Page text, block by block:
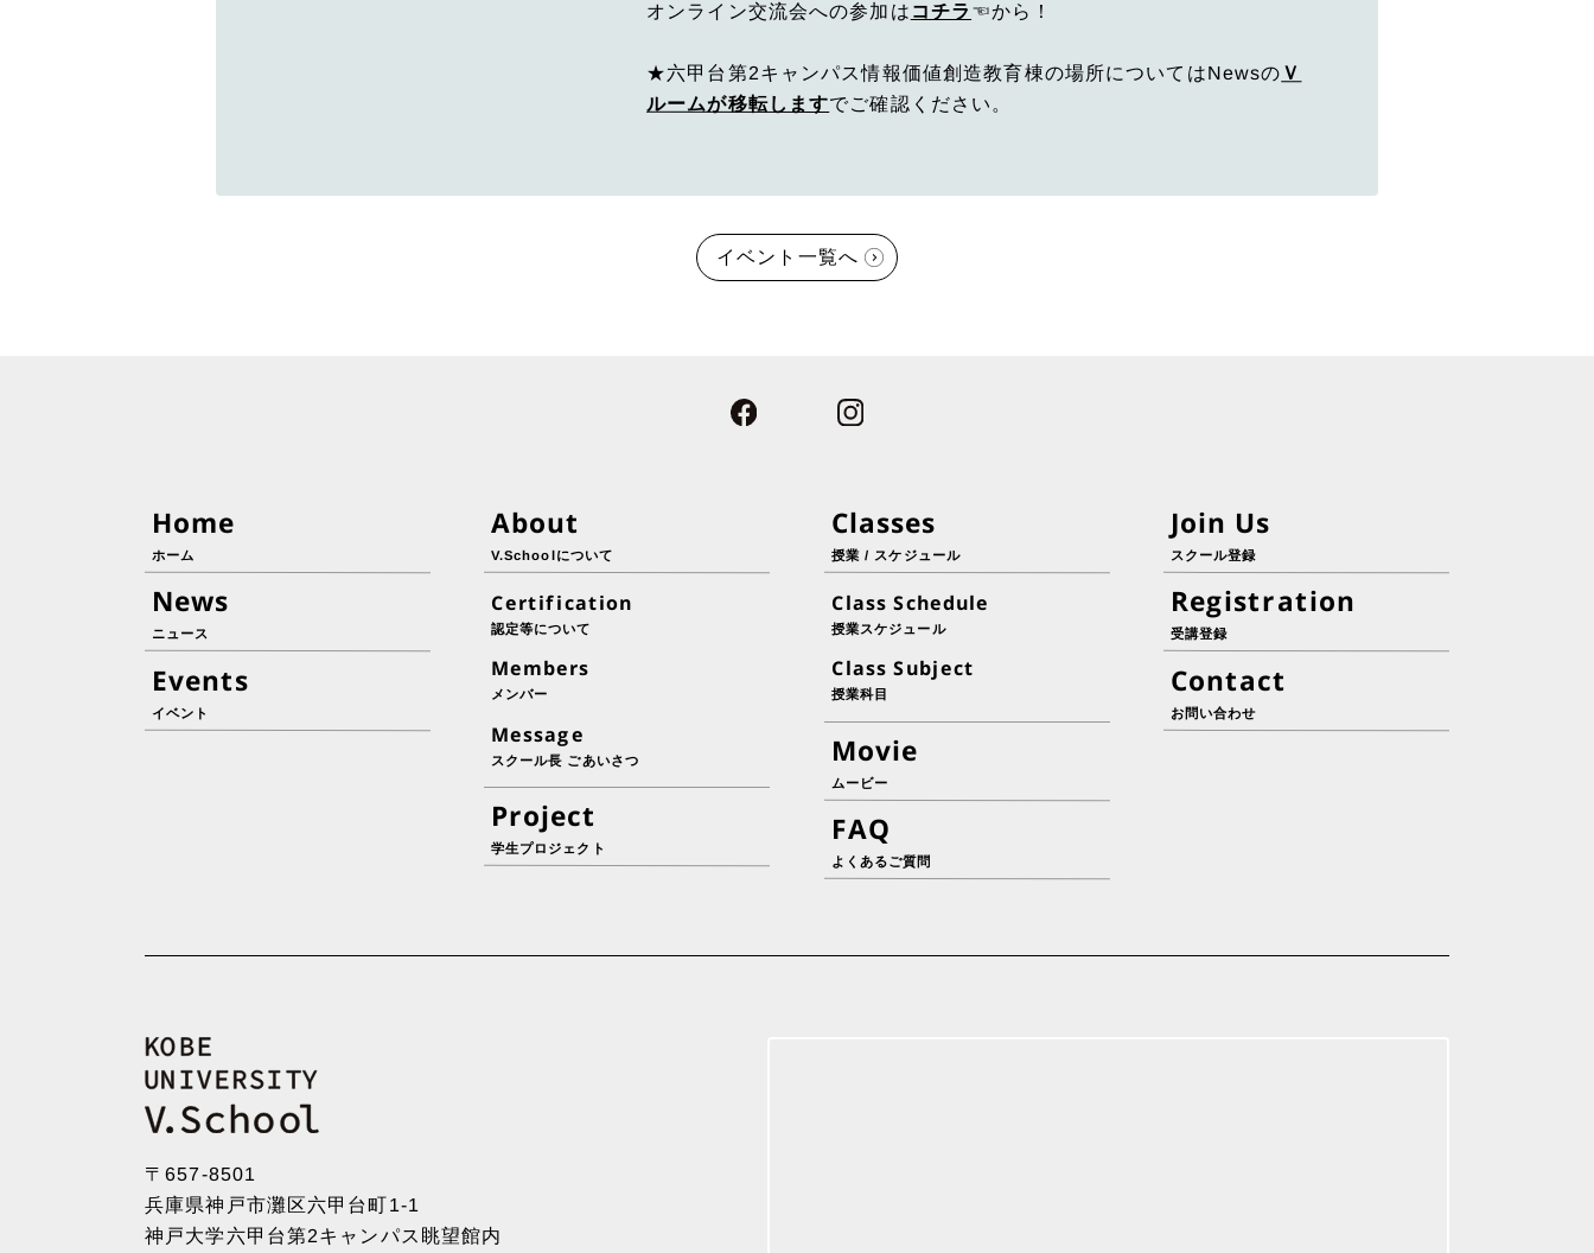
オンライン交流会への参加は コチラ ☜から！
★六甲台第2キャンパス情報価値創造教育棟の場所についてはNewsの Ｖ
ルームが移転しますでご確認ください。
イベント一覧へ
Home
ホーム
News
ニュース
Events
イベント
About
V.Schoolについて
Certification
認定等について
Members
メンバー
Message
スクール長 ごあいさつ
Project
学生プロジェクト
Classes
授業 / スケジュール
Class Schedule
授業スケジュール
Class Subject
授業科目
Movie
ムービー
FAQ
よくあるご質問
Join Us
スクール登録
Registration
受講登録
Contact
お問い合わせ
〒657-8501
兵庫県神戸市灘区六甲台町1-1
神戸大学六甲台第2キャンパス眺望館内